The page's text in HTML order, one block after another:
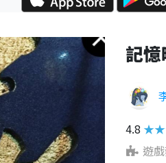
記
4.8
遊